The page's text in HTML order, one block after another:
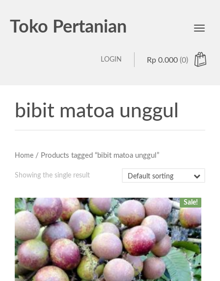
Toko Pertanian
Toggle
Rp 0.000 (0)
LOGIN
bibit matoa unggul
Home / Products tagged “bibit matoa unggul”
Showing the single result
Sale!